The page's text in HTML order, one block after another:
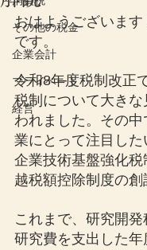
その他の税金
企業会計
プライベート
経営
おはようございます
です。
令和8年度税制改正
税制について大き
われました。その
業にとって注目し
企業技術基盤強化
越税額控除制度の創
これまで、研究開
研究費を支出した